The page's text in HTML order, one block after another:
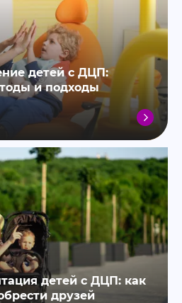
детей с ДЦП:
и подходы
детей с ДЦП: как
друзей